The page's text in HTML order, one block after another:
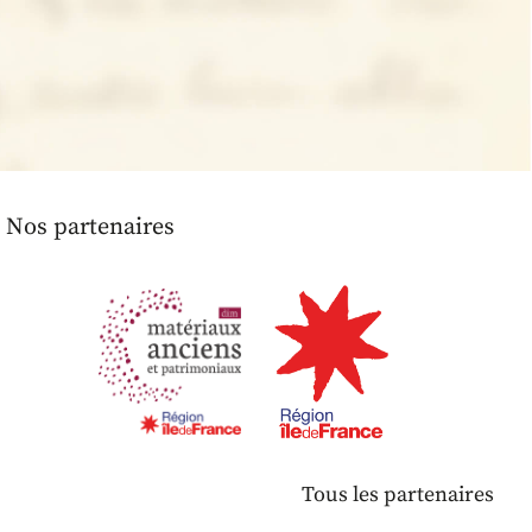
Nos partenaires
Tous les partenaires